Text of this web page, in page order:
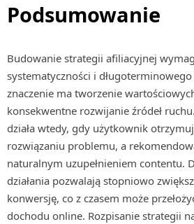
Podsumowanie
Budowanie strategii afiliacyjnej
systematyczności i
znaczenie ma tworzenie
konsekwentne rozwijanie źródeł
działa wtedy, gdy użytkownik
rozwiązaniu problemu, a
naturalnym uzupełnieniem contentu.
działania pozwalają stopniowo
konwersję, co z czasem może
dochodu online. Rozpisanie strategii